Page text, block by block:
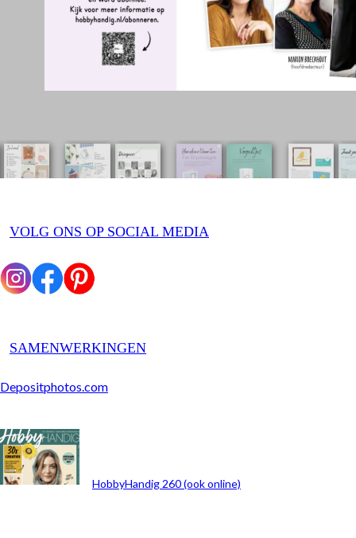
VOLG ONS OP SOCIAL MEDIA
SAMENWERKINGEN
Depositphotos.com
ARCHIEF
HobbyHandig 260 (ook online)